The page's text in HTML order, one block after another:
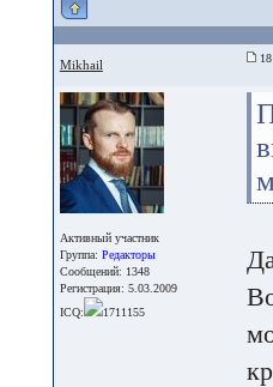
Mikhail 18
Активный участник
Группа: Редакторы
Сообщений: 1348
Регистрация: 5.03.2009
ICQ:
1711155